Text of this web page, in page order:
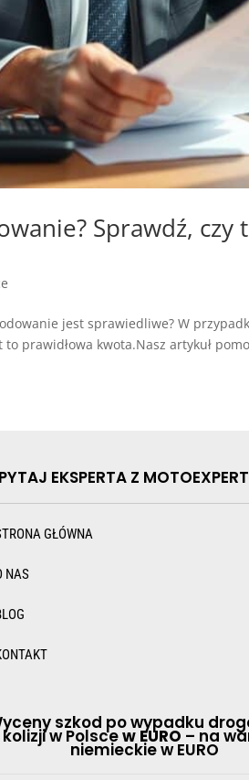
Sprawdź,
jest sprawiedliwe? W
prawidłowa kwota.Nasz artykuł
EKSPERTA Z MOTOEXPERT
GŁÓWNA
NAS
szkod po wypadku
kolizji w Polscew EURO – na
niemieckie w EURO